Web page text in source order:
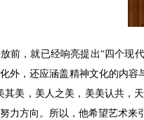
前，就已经响亮提出“四个现
外，还应涵盖精神文化的内容
其美，美人之美，美美认共，
力方向。所以，他希望艺术来